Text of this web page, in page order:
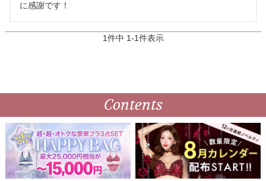
に感謝です！
1件中 1-1件表示
Contents